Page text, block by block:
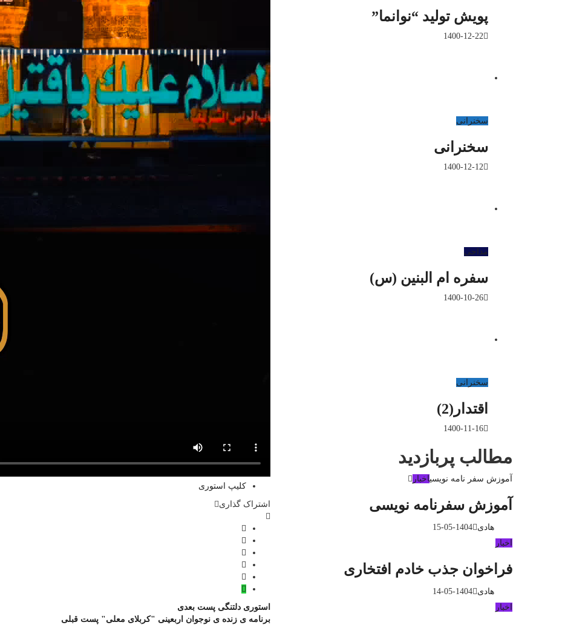
کلیپ استوری
اشتراک گذاری
استوری دلتنگی پست بعدی
برنامه ی زنده ی نوجوان اربعینی "کربلای معلی" پست قبلی
پویش تولید “نوانما”
1400-12-22
سخنرانی
سخنرانی
1400-12-12
مداحی
سفره ام البنین (س)
1400-10-26
سخنرانی
اقتدار(2)
1400-11-16
مطالب پربازدید
آموزش سفر نامه نویسیاخبار
آموزش سفرنامه نویسی
هادی 1404-05-15
اخبار
فراخوان جذب خادم افتخاری
هادی 1404-05-14
اخبار